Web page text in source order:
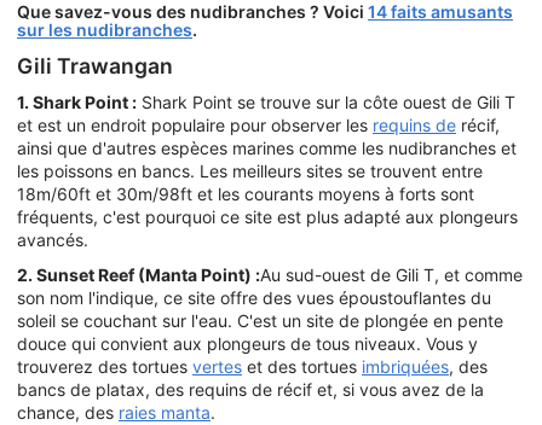
Que savez-vous des nudibranches ? Voici 14 faits amusants
sur les nudibranches.
Gili Trawangan
1. Shark Point : Shark Point se trouve sur la côte ouest de Gili T
et est un endroit populaire pour observer les requins de récif,
ainsi que d'autres espèces marines comme les nudibranches et
les poissons en bancs. Les meilleurs sites se trouvent entre
18m/60ft et 30m/98ft et les courants moyens à forts sont
fréquents, c'est pourquoi ce site est plus adapté aux plongeurs
avancés.
2. Sunset Reef (Manta Point) :Au sud-ouest de Gili T, et comme
son nom l'indique, ce site offre des vues époustouflantes du
soleil se couchant sur l'eau. C'est un site de plongée en pente
douce qui convient aux plongeurs de tous niveaux. Vous y
trouverez des tortues vertes et des tortues imbriquées, des
bancs de platax, des requins de récif et, si vous avez de la
chance, des raies manta.